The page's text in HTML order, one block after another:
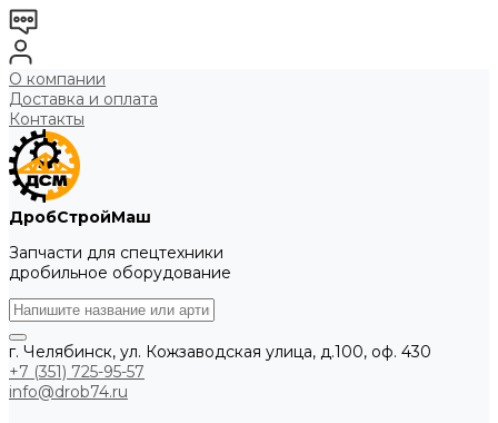
О компании
Доставка и оплата
Контакты
ДробСтройМаш
Запчасти для спецтехники
дробильное оборудование
г. Челябинск, ул. Кожзаводская улица, д.100, оф. 430
+7 (351) 725-95-57
info@drob74.ru